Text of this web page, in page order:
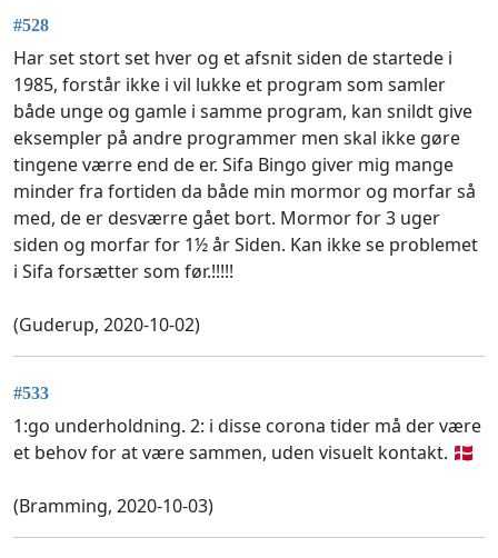
#528
Har set stort set hver og et afsnit siden de startede i
1985, forstår ikke i vil lukke et program som samler
både unge og gamle i samme program, kan snildt give
eksempler på andre programmer men skal ikke gøre
tingene værre end de er. Sifa Bingo giver mig mange
minder fra fortiden da både min mormor og morfar så
med, de er desværre gået bort. Mormor for 3 uger
siden og morfar for 1½ år Siden. Kan ikke se problemet
i Sifa forsætter som før.!!!!!
(Guderup, 2020-10-02)
#533
1:go underholdning. 2: i disse corona tider må der være
et behov for at være sammen, uden visuelt kontakt. 🇩🇰
(Bramming, 2020-10-03)